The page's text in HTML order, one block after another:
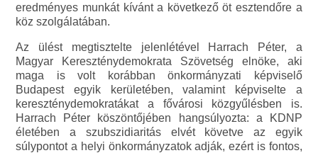
eredményes munkát kívánt a következő öt esztendőre a
köz szolgálatában.
Az ülést megtisztelte jelenlétével Harrach Péter, a
Magyar Kereszténydemokrata Szövetség elnöke, aki
maga is volt korábban önkormányzati képviselő
Budapest egyik kerületében, valamint képviselte a
kereszténydemokratákat a fővárosi közgyűlésben is.
Harrach Péter köszöntőjében hangsúlyozta: a KDNP
életében a szubszidiaritás elvét követve az egyik
súlypontot a helyi önkormányzatok adják, ezért is fontos,